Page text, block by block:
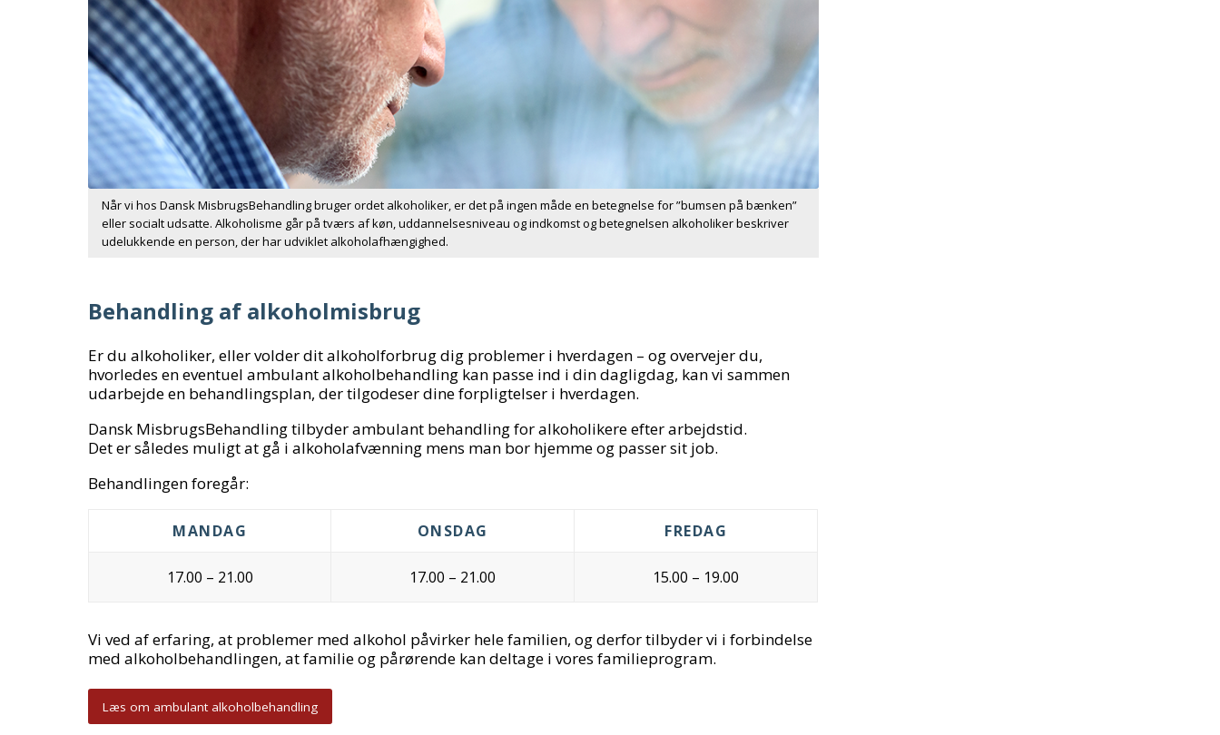
Når vi hos Dansk MisbrugsBehandling bruger ordet alkoholiker, er det på ingen måde en betegnelse for ”bumsen på bænken”
eller socialt udsatte. Alkoholisme går på tværs af køn, uddannelsesniveau og indkomst og betegnelsen alkoholiker beskriver
udelukkende en person, der har udviklet alkoholafhængighed.
Behandling af alkoholmisbrug
Er du alkoholiker, eller volder dit alkoholforbrug dig problemer i hverdagen – og overvejer du,
hvorledes en eventuel ambulant alkoholbehandling kan passe ind i din dagligdag, kan vi sammen
udarbejde en behandlingsplan, der tilgodeser dine forpligtelser i hverdagen.
Dansk MisbrugsBehandling tilbyder ambulant behandling for alkoholikere efter arbejdstid.
Det er således muligt at gå i alkoholafvænning mens man bor hjemme og passer sit job.
Behandlingen foregår:
MANDAG ONSDAG FREDAG
17.00 – 21.00 17.00 – 21.00 15.00 – 19.00
Vi ved af erfaring, at problemer med alkohol påvirker hele familien, og derfor tilbyder vi i forbindelse
med alkoholbehandlingen, at familie og pårørende kan deltage i vores familieprogram.
Læs om ambulant alkoholbehandling